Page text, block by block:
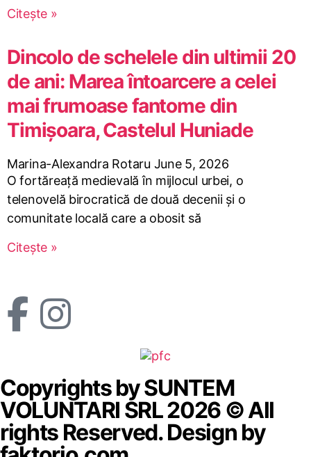
Citește »
Dincolo de schelele din ultimii 20
de ani: Marea întoarcere a celei
mai frumoase fantome din
Timișoara, Castelul Huniade
Marina-Alexandra Rotaru June 5, 2026
O fortăreață medievală în mijlocul urbei, o
telenovelă birocratică de două decenii și o
comunitate locală care a obosit să
Citește »
Copyrights by SUNTEM
VOLUNTARI SRL 2026 © All
rights Reserved. Design by